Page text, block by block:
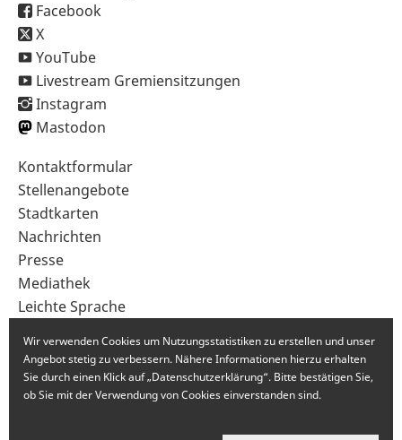
Facebook
X
YouTube
Livestream Gremiensitzungen
Instagram
Mastodon
Sekundärnavigation
im
Fußbereich
Kontaktformular
Stellenangebote
Stadtkarten
Nachrichten
Presse
Mediathek
Leichte Sprache
Wir verwenden Cookies um Nutzungsstatistiken zu erstellen und unser
Angebot stetig zu verbessern. Nähere Informationen hierzu erhalten
Sie durch einen Klick auf „Datenschutzerklärung“. Bitte bestätigen Sie,
ob Sie mit der Verwendung von Cookies einverstanden sind.